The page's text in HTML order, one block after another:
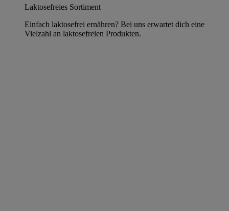
Laktosefreies Sortiment
Einfach laktosefrei ernähren? Bei uns erwartet dich eine
Vielzahl an laktosefreien Produkten.